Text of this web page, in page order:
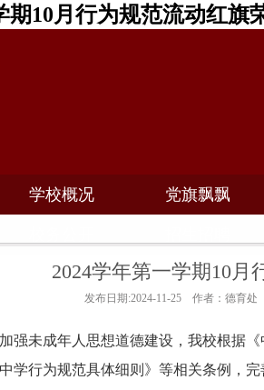
期10月行为规范流动红旗
学校概况 党旗飘飘
2024学年第一学期10月
发布日期:2024-11-25 作者：德育处
强未成年人思想道德建设，我校根据
学行为规范具体细则》等相关条例，